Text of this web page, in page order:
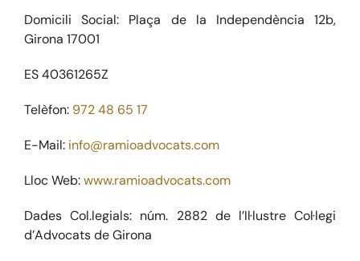
CONSULTORIA ECONÒMICA
BLOG
CONTACTE
Domicili Social: Plaça de la Independència 12b,
Girona 17001
ES 40361265Z
Telèfon: 972 48 65 17
E-Mail: info@ramioadvocats.com
Lloc Web:www.ramioadvocats.com
Dades Col.legials: núm. 2882 de l’Il·lustre Col·legi
d’Advocats de Girona